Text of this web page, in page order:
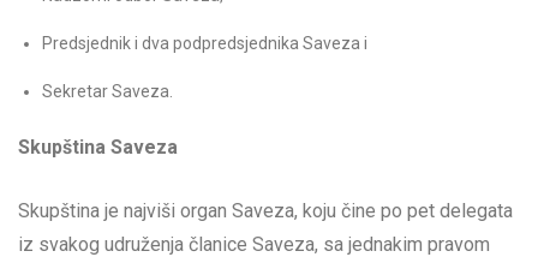
Predsjednik i dva podpredsjednika Saveza i
Sekretar Saveza.
Skupština Saveza
Skupština je najviši organ Saveza, koju čine po pet delegata
iz svakog udruženja članice Saveza, sa jednakim pravom